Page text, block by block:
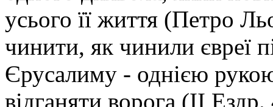
усього її життя (Петро
чинити, як чинили євреї
Єрусалиму - однією
відганяти ворога (II